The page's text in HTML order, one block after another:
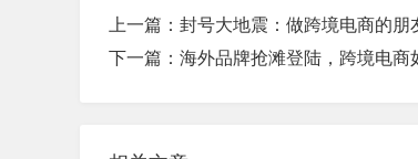
上一篇： 封号大地震：做跨境电商的
下一篇： 海外品牌抢滩登陆，跨境电商